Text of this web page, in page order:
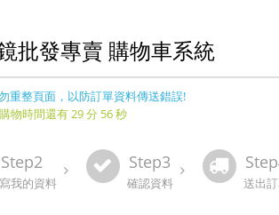
批發專賣 購物車系統
重整頁面，以防訂單資料傳送錯誤!
購物時間還有 29 分 56 秒
Step2
我的資料
Step3
確認資料 送出